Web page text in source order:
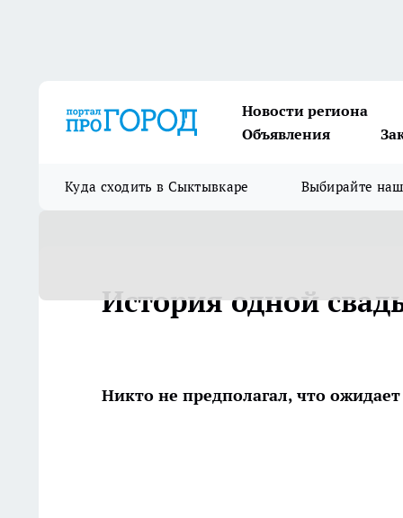
Новости региона
Объявления
Куда сходить в Сыктывкаре Выбирайте
История одной
Никто не предполагал, что